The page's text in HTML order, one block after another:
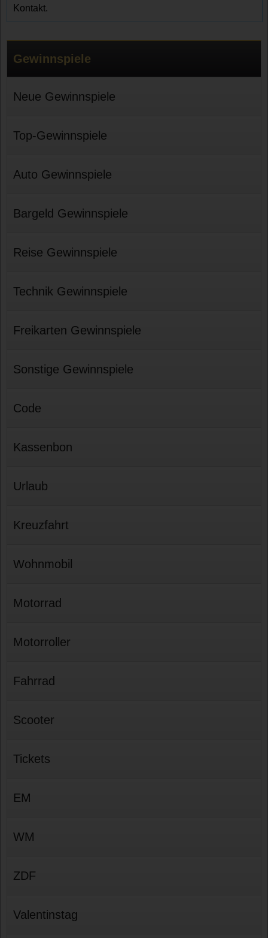
Kontakt.
Gewinnspiele
Neue Gewinnspiele
Top-Gewinnspiele
Auto Gewinnspiele
Bargeld Gewinnspiele
Reise Gewinnspiele
Technik Gewinnspiele
Freikarten Gewinnspiele
Sonstige Gewinnspiele
Code
Kassenbon
Urlaub
Kreuzfahrt
Wohnmobil
Motorrad
Motorroller
Fahrrad
Scooter
Tickets
EM
WM
ZDF
Valentinstag